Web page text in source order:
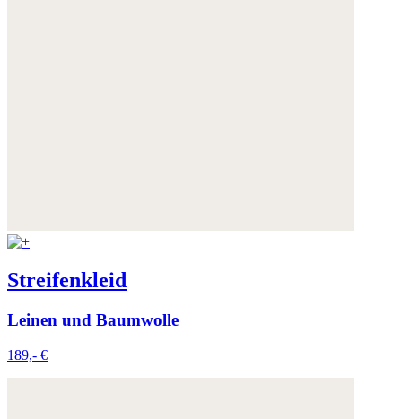
Streifenkleid
Leinen und Baumwolle
189,- €